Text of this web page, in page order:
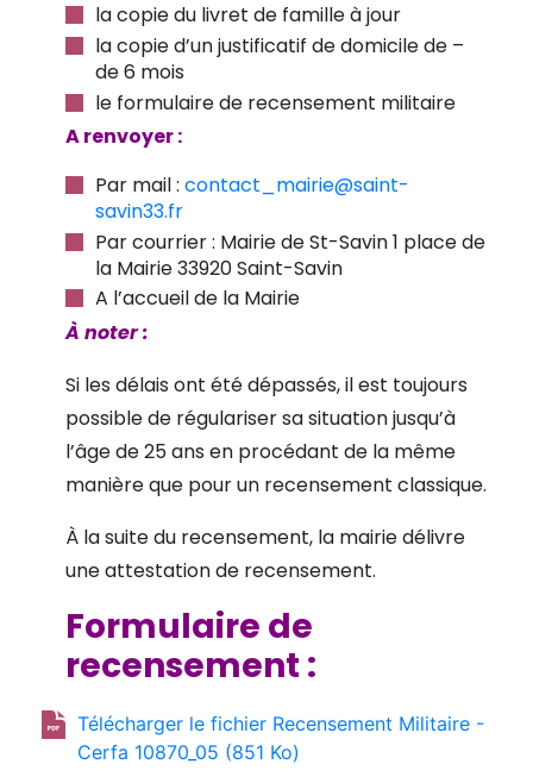
la copie du livret de famille à jour
la copie d’un justificatif de domicile de –
de 6 mois
le formulaire de recensement militaire
A renvoyer :
Par mail : contact_mairie@saint-
savin33.fr
Par courrier : Mairie de St-Savin 1 place de
la Mairie 33920 Saint-Savin
A l’accueil de la Mairie
À noter :
Si les délais ont été dépassés, il est toujours
possible de régulariser sa situation jusqu’à
l’âge de 25 ans en procédant de la même
manière que pour un recensement classique.
À la suite du recensement, la mairie délivre
une attestation de recensement.
Formulaire de
recensement :
Télécharger le fichier Recensement Militaire -
Cerfa 10870_05 (851 Ko)